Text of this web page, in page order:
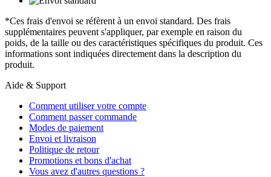
*Ces frais d'envoi se réfèrent à un envoi standard. Des frais
supplémentaires peuvent s'appliquer, par exemple en raison du
poids, de la taille ou des caractéristiques spécifiques du produit. Ces
informations sont indiquées directement dans la description du
produit.
Aide & Support
Comment utiliser votre compte
Comment passer commande
Modes de paiement
Envoi et livraison
Politique de retour
Promotions et bons d'achat
Vous avez d'autres questions ?